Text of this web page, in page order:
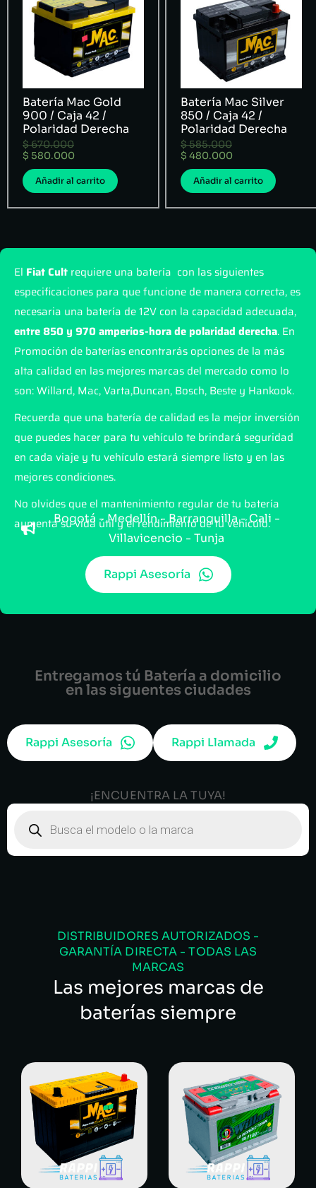
Batería Mac Gold
900 / Caja 42 /
Polaridad Derecha
$670.000
$ 580.000
Añadir al carrito
Batería Mac Silver
850 / Caja 42 /
Polaridad Derecha
$585.000
$ 480.000
Añadir al carrito
El Fiat Cult requiere una batería con las siguientes
especificaciones para que funcione de manera correcta, es
necesaria una batería de 12V con la capacidad adecuada,
entre 850 y 970 amperios-hora de polaridad derecha. En
Promoción de baterías encontrarás opciones de la más
alta calidad en las mejores marcas del mercado como lo
son: Willard, Mac, Varta,Duncan, Bosch, Beste y Hankook.
Recuerda que una batería de calidad es la mejor inversión
que puedes hacer para tu vehículo te brindará seguridad
en cada viaje y tu vehículo estará siempre listo y en las
mejores condiciones.
No olvides que el mantenimiento regular de tu batería
aumenta su vida útil y el rendimiento de tu vehículo.
Rappi Asesoría
Entregamos tú Batería a domicilio
en las siguentes ciudades
Bogotá - Medellín - Barranquilla - Cali -
Villavicencio - Tunja
Rappi Asesoría Rappi Llamada
¡ENCUENTRA LA TUYA!
DISTRIBUIDORES AUTORIZADOS -
GARANTÍA DIRECTA - TODAS LAS
MARCAS
Las mejores marcas de
baterías siempre